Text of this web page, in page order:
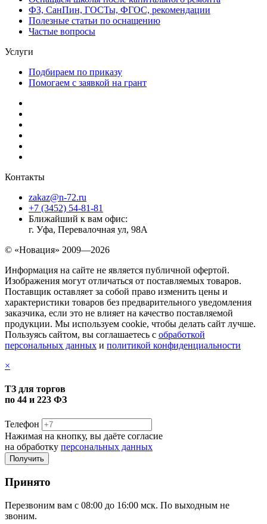
ФЗ, СанПин, ГОСТы, ФГОС, рекомендации
Полезные статьи по оснащению
Частые вопросы
Услуги
Подбираем по приказу
Помогаем с заявкой на грант
Контакты
zakaz@n-72.ru
+7 (3452) 54-81-81
Ближайший к вам офис:
г. Уфа, Перевалочная ул, 98А
© «Новация» 2009—2026
Информация на сайте не является публичной офертой.
Изображения могут отличаться от поставляемых товаров.
Поставщик оставляет за собой право изменить цены и
характеристики товаров без предварительного уведомления
заказчика, если это не влияет на качество поставляемой
продукции. Мы используем cookie, чтобы делать сайт лучше.
Пользуясь сайтом, вы соглашаетесь с обработкой
персональных данных и политикой конфиденциальности
×
ТЗ для торгов
по 44 и 223 ФЗ
Телефон
Нажимая на кнопку, вы даёте согласие
на обработку персональных данных
Принято
Перезвоним вам с 08:00 до 16:00 мск. По выходным не
звоним.